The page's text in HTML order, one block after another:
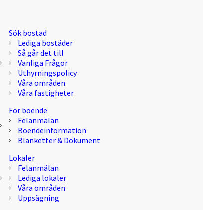
Sök bostad
Lediga bostäder
Så går det till
Vanliga Frågor
Uthyrningspolicy
Våra områden
Våra fastigheter
För boende
Felanmälan
Boendeinformation
Blanketter & Dokument
Lokaler
Felanmälan
Lediga lokaler
Våra områden
Uppsägning